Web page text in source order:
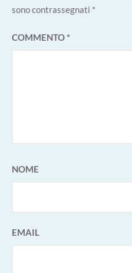
sono contrassegnati *
COMMENTO*
NOME
EMAIL